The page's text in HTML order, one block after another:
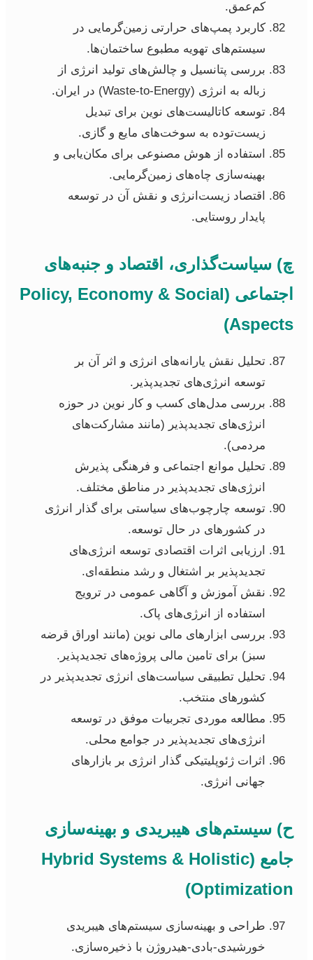
کم‌عمق.
کاربرد پمپ‌های حرارتی زمین‌گرمایی در
سیستم‌های تهویه مطبوع ساختمان‌ها.
بررسی پتانسیل و چالش‌های تولید انرژی از
زباله به انرژی (Waste-to-Energy) در ایران.
توسعه کاتالیست‌های نوین برای تبدیل
زیست‌توده به سوخت‌های مایع و گازی.
استفاده از هوش مصنوعی برای مکان‌یابی و
بهینه‌سازی چاه‌های زمین‌گرمایی.
اقتصاد زیست‌انرژی و نقش آن در توسعه
پایدار روستایی.
چ) سیاست‌گذاری، اقتصاد و جنبه‌های
اجتماعی (Policy, Economy & Social
Aspects)
تحلیل نقش یارانه‌های انرژی و اثر آن بر
توسعه انرژی‌های تجدیدپذیر.
بررسی مدل‌های کسب و کار نوین در حوزه
انرژی‌های تجدیدپذیر (مانند مشارکت‌های
مردمی).
تحلیل موانع اجتماعی و فرهنگی پذیرش
انرژی‌های تجدیدپذیر در مناطق مختلف.
توسعه چارچوب‌های سیاستی برای گذار انرژی
در کشورهای در حال توسعه.
ارزیابی اثرات اقتصادی توسعه انرژی‌های
تجدیدپذیر بر اشتغال و رشد منطقه‌ای.
نقش آموزش و آگاهی عمومی در ترویج
استفاده از انرژی‌های پاک.
بررسی ابزارهای مالی نوین (مانند اوراق قرضه
سبز) برای تامین مالی پروژه‌های تجدیدپذیر.
تحلیل تطبیقی سیاست‌های انرژی تجدیدپذیر در
کشورهای منتخب.
مطالعه موردی تجربیات موفق در توسعه
انرژی‌های تجدیدپذیر در جوامع محلی.
اثرات ژئوپلیتیکی گذار انرژی بر بازارهای
جهانی انرژی.
ح) سیستم‌های هیبریدی و بهینه‌سازی
جامع (Hybrid Systems & Holistic
Optimization)
طراحی و بهینه‌سازی سیستم‌های هیبریدی
خورشیدی-بادی-هیدروژن با ذخیره‌سازی.